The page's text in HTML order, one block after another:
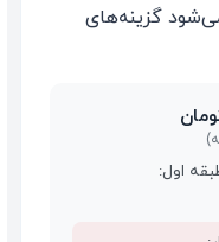
گزینه‌های
اول: